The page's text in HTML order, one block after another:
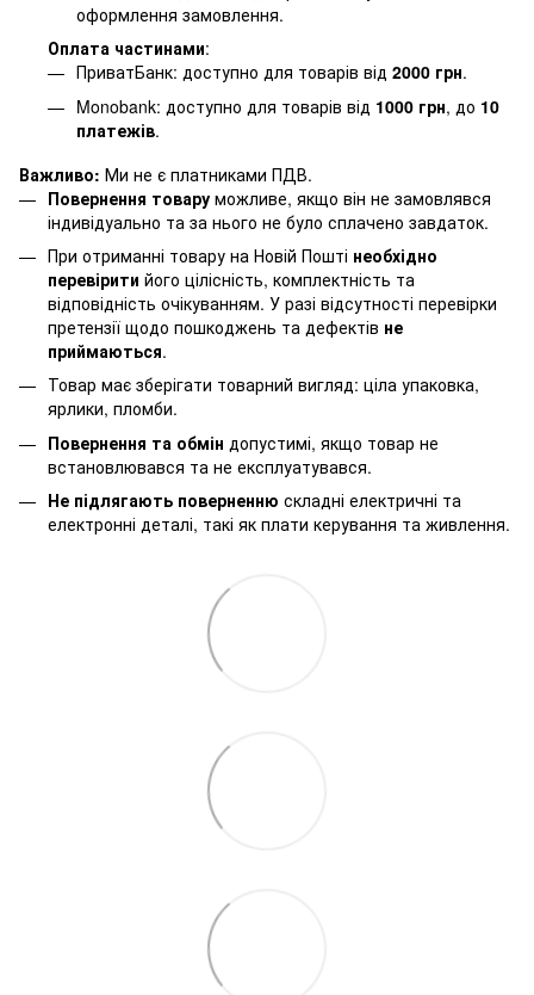
оформлення замовлення.
Оплата частинами:
ПриватБанк: доступно для товарів від 2000 грн.
Monobank: доступно для товарів від 1000 грн, до 10
платежів.
Важливо: Ми не є платниками ПДВ.
Повернення товару можливе, якщо він не замовлявся
індивідуально та за нього не було сплачено завдаток.
При отриманні товару на Новій Пошті необхідно
перевірити його цілісність, комплектність та
відповідність очікуванням. У разі відсутності перевірки
претензії щодо пошкоджень та дефектів не
приймаються.
Товар має зберігати товарний вигляд: ціла упаковка,
ярлики, пломби.
Повернення та обмін допустимі, якщо товар не
встановлювався та не експлуатувався.
Не підлягають поверненню складні електричні та
електронні деталі, такі як плати керування та живлення.